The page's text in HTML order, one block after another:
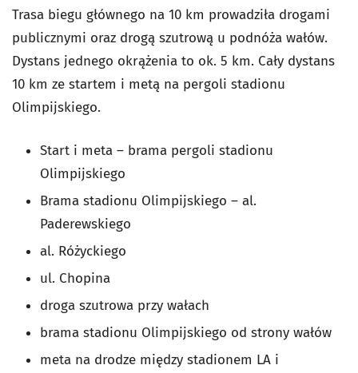
Trasa biegu głównego na 10 km prowadziła drogami
publicznymi oraz drogą szutrową u podnóża wałów.
Dystans jednego okrążenia to ok. 5 km. Cały dystans
10 km ze startem i metą na pergoli stadionu
Olimpijskiego.
Start i meta – brama pergoli stadionu
Olimpijskiego
Brama stadionu Olimpijskiego – al.
Paderewskiego
al. Różyckiego
ul. Chopina
droga szutrowa przy wałach
brama stadionu Olimpijskiego od strony wałów
meta na drodze między stadionem LA i